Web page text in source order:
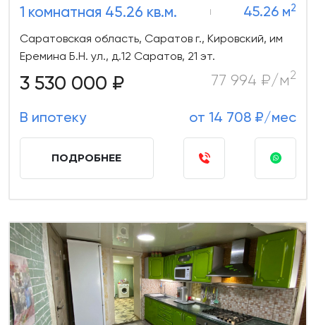
1 комнатная 45.26 кв.м. 45.26 м2
Саратовская область, Саратов г., Кировский, им
Еремина Б.Н. ул., д.12 Саратов, 21 эт.
3 530 000 ₽ 77 994 ₽/м2
В ипотеку от 14 708 ₽/мес
ПОДРОБНЕЕ